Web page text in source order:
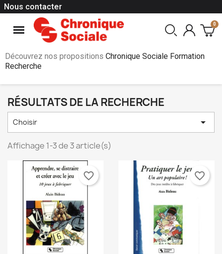
Nous contacter
Découvrez nos propositions Chronique Sociale Formation
Recherche
RÉSULTATS DE LA RECHERCHE
Choisir 
Affichage 1-3 de 3 article(s)
favorite_border favorite_border